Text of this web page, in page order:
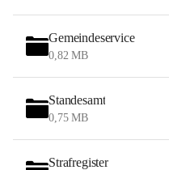
Gemeindeservice
0,82 MB
Standesamt
0,75 MB
Strafregister